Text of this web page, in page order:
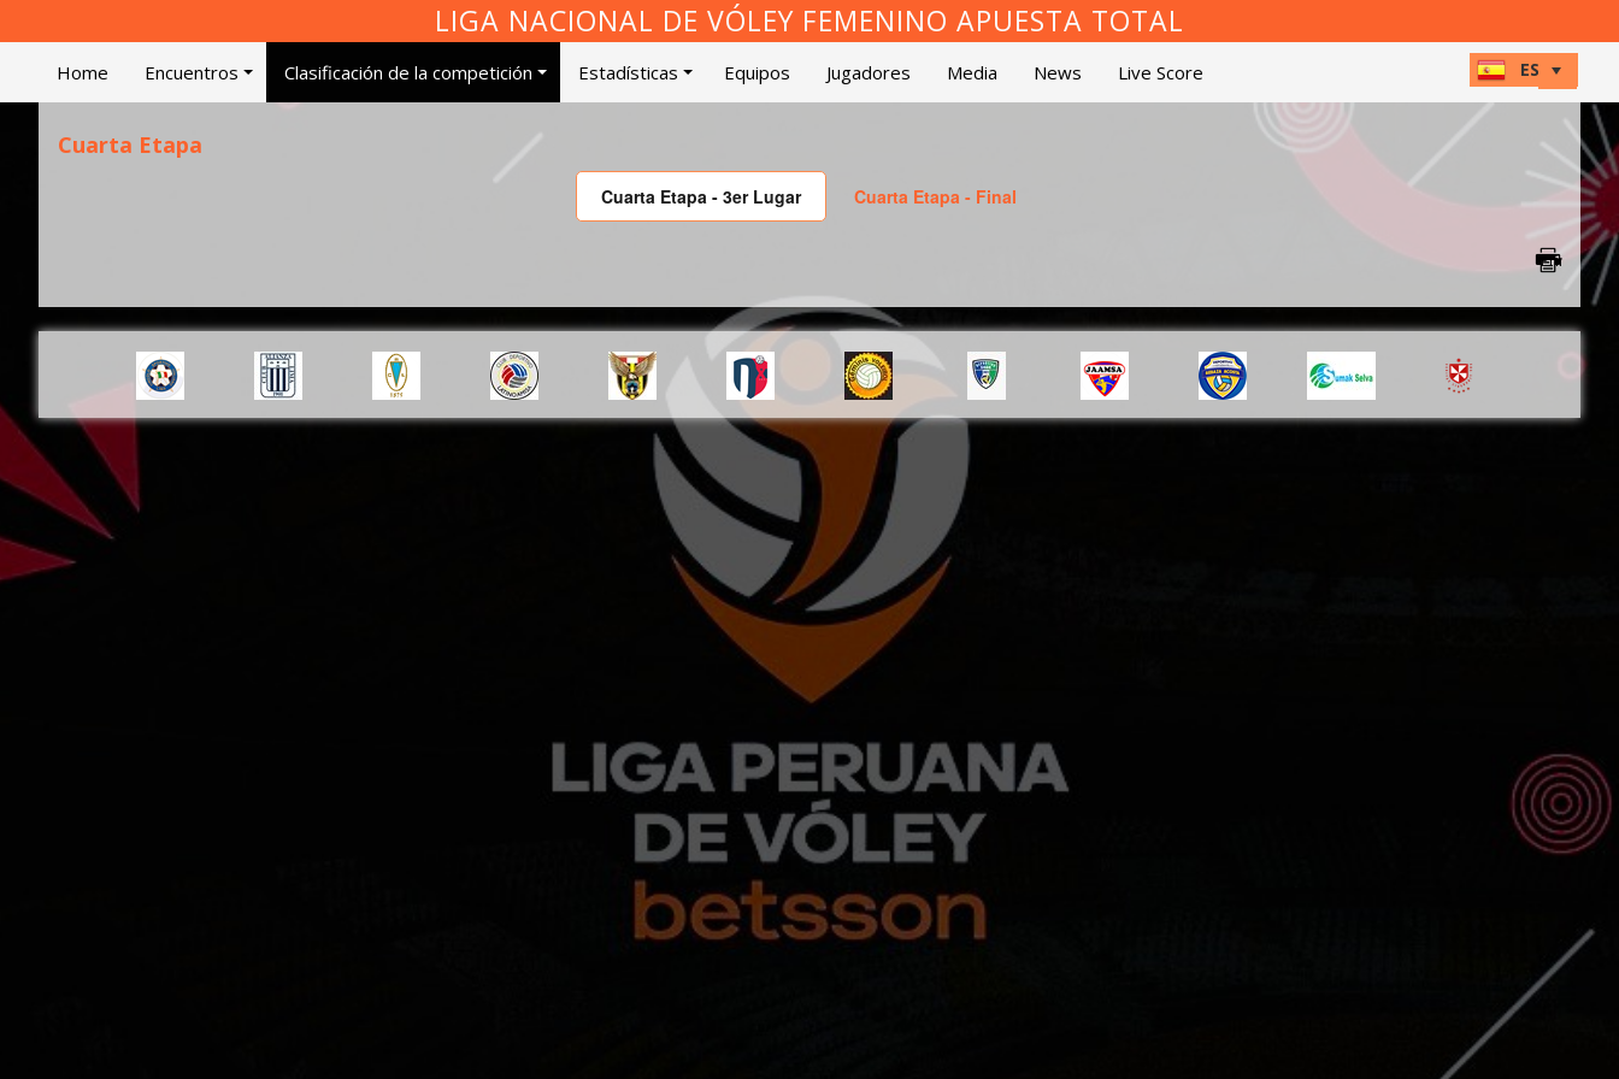
LIGA NACIONAL DE VÓLEY FEMENINO APUESTA TOTAL
Home Encuentros Clasificación de la competición Estadísticas Equipos Jugadores Media News Live Score
Cuarta Etapa
Cuarta Etapa - 3er Lugar Cuarta Etapa - Final